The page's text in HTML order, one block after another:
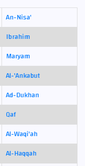
An-Nisa'
Ibrahim
Maryam
Al-'Ankabut
Ad-Dukhan
Qaf
Al-Waqi'ah
Al-Haqqah